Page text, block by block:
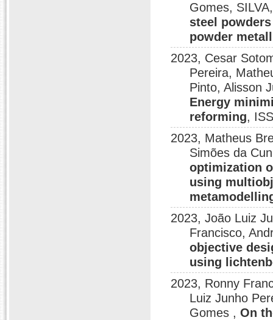
Gomes,
steel
powder
2023, Cesar
Pereira,
Pinto, Alisson
Energy
reforming,
2023, Matheus
Simões da
optimization
using
2023, João Luiz
Francisco,
objective
using
2023, Ronny
Luiz Junho
Gomes ,On